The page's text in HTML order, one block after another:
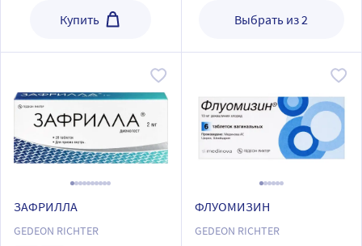
Купить Выбрать из 2
ЗАФРИЛЛА
GEDEON RICHTER
ФЛУОМИЗИН
GEDEON RICHTER